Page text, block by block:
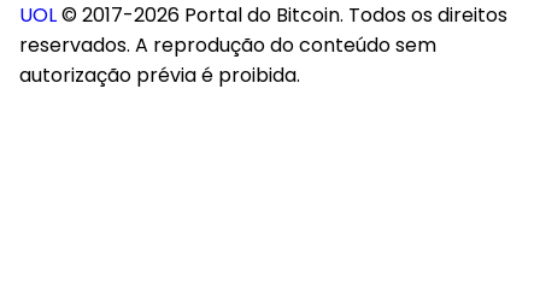
UOL© 2017-2026 Portal do Bitcoin. Todos os direitos
reservados. A reprodução do conteúdo sem
autorização prévia é proibida.